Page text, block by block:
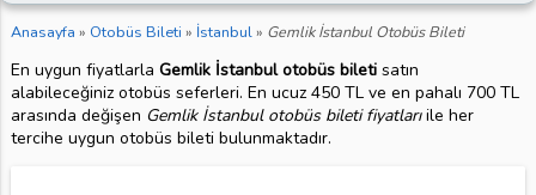
Anasayfa » Otobüs Bileti » İstanbul» Gemlik İstanbul Otobüs Bileti
En uygun fiyatlarla Gemlik İstanbul otobüs biletisatın
alabileceğiniz otobüs seferleri. En ucuz 450 TL ve en pahalı 700 TL
arasında değişen Gemlik İstanbul otobüs bileti fiyatlarıile her
tercihe uygun otobüs bileti bulunmaktadır.